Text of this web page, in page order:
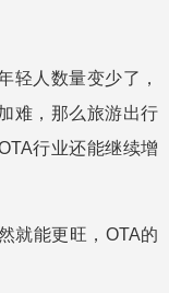
轻人数量变少了，
难，那么旅游出行
行业还能继续增
就能更旺，OTA的